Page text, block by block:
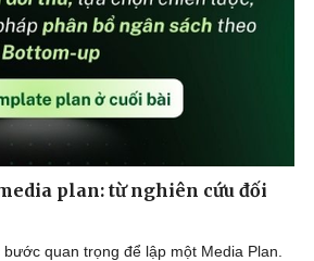
plan: từ nghiên cứu đối
quan trọng để lập một Media Plan.